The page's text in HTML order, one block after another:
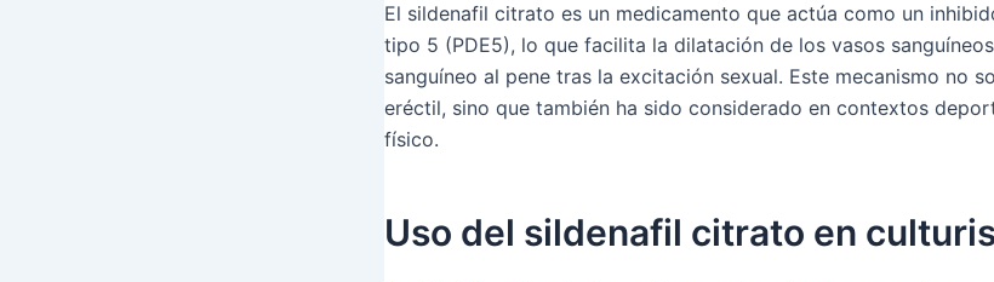
El sildenafil citrato es un medicamento que actúa como un
tipo 5 (PDE5), lo que facilita la dilatación de los vasos
sanguíneo al pene tras la excitación sexual. Este mecanismo no
eréctil, sino que también ha sido considerado en contextos
físico.
Uso del sildenafil citrato en